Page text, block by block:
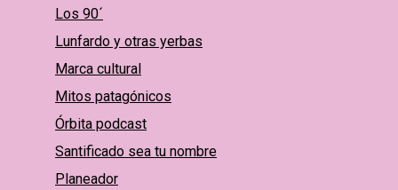
Los 90´
Lunfardo y otras yerbas
Marca cultural
Mitos patagónicos
Órbita podcast
Santificado sea tu nombre
Planeador